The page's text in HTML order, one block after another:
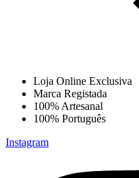
Loja Online Exclusiva
Marca Registada
100% Artesanal
100% Português
Instagram